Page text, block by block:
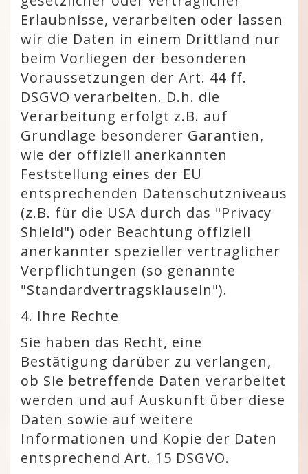
Erlaubnisse, verarbeiten oder lassen
wir die Daten in einem Drittland nur
beim Vorliegen der besonderen
Voraussetzungen der Art. 44 ff.
DSGVO verarbeiten. D.h. die
Verarbeitung erfolgt z.B. auf
Grundlage besonderer Garantien,
wie der offiziell anerkannten
Feststellung eines der EU
entsprechenden Datenschutzniveaus
(z.B. für die USA durch das "Privacy
Shield") oder Beachtung offiziell
anerkannter spezieller vertraglicher
Verpflichtungen (so genannte
"Standardvertragsklauseln").
4. Ihre Rechte
Sie haben das Recht, eine
Bestätigung darüber zu verlangen,
ob Sie betreffende Daten verarbeitet
werden und auf Auskunft über diese
Daten sowie auf weitere
Informationen und Kopie der Daten
entsprechend Art. 15 DSGVO.